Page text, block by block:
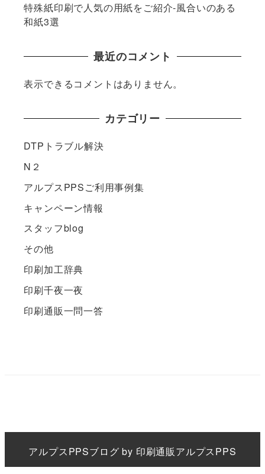
特殊紙印刷で人気の用紙をご紹介-風合いのある
和紙3選
最近のコメント
表示できるコメントはありません。
カテゴリー
DTPトラブル解決
N２
アルプスPPSご利用事例集
キャンペーン情報
スタッフblog
その他
印刷加工辞典
印刷千夜一夜
印刷通販一問一答
アルプスPPSブログ by 印刷通販アルプスPPS